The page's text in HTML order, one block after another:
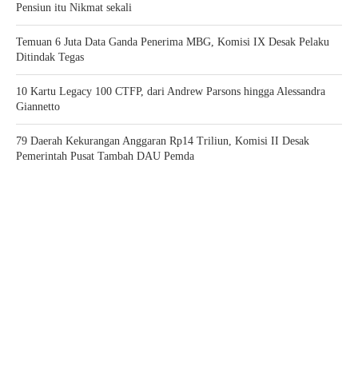
Pensiun itu Nikmat sekali
Temuan 6 Juta Data Ganda Penerima MBG, Komisi IX Desak Pelaku
Ditindak Tegas
10 Kartu Legacy 100 CTFP, dari Andrew Parsons hingga Alessandra
Giannetto
79 Daerah Kekurangan Anggaran Rp14 Triliun, Komisi II Desak
Pemerintah Pusat Tambah DAU Pemda